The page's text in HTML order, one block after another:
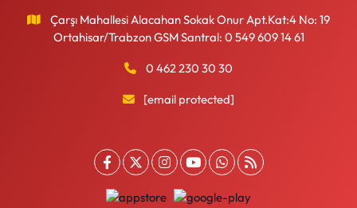
Çarşı Mahallesi Alacahan Sokak Onur Apt.Kat:4 No: 19
Ortahisar/Trabzon GSM Santral: 0 549 609 14 61
0 462 230 30 30
[email protected]